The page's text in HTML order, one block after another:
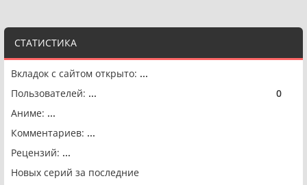
СТАТИСТИКА
Вкладок с сайтом открыто: ...
Пользователей: ... 0
Аниме: ...
Комментариев: ...
Рецензий: ...
Новых серий за последние